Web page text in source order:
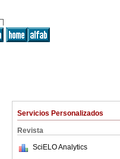
Servicios Personalizados
Revista
SciELO Analytics